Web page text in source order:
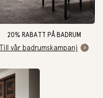
20% RABATT PÅ BADRUM
Till vår badrumskampanj